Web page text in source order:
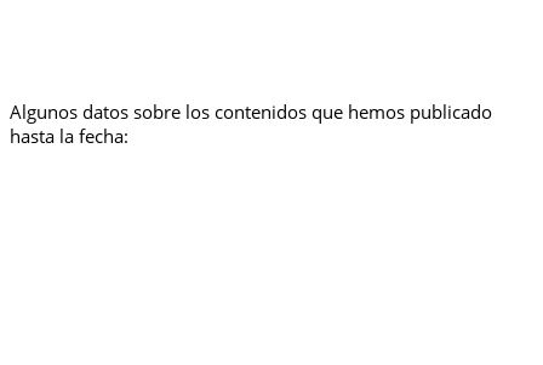
Algunos datos sobre los contenidos que hemos publicado
hasta la fecha: